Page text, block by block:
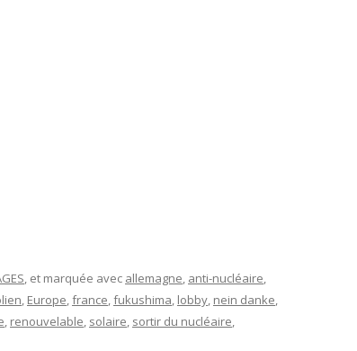
, et marquée avec allemagne, anti-nucléaire,
, Europe,france,fukushima, lobby, nein danke,
, renouvelable, solaire, sortir du nucléaire,